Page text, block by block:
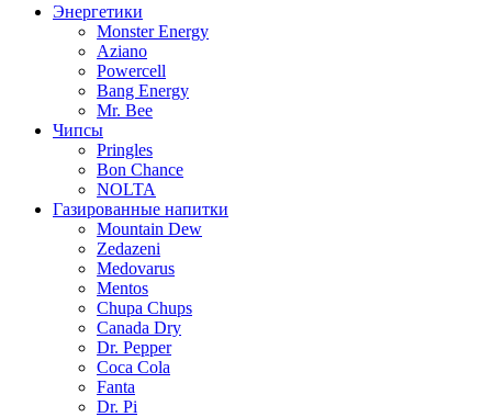
Энергетики
Monster Energy
Aziano
Powercell
Bang Energy
Mr. Bee
Чипсы
Pringles
Bon Chance
NOLTA
Газированные напитки
Mountain Dew
Zedazeni
Medovarus
Mentos
Chupa Chups
Canada Dry
Dr. Pepper
Coca Cola
Fanta
Dr. Pi